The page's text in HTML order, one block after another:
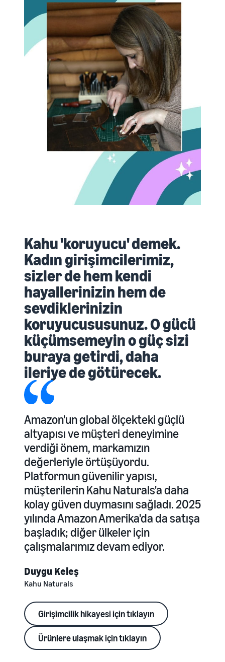
Kahu 'koruyucu' demek.
Kadın girişimcilerimiz,
sizler de hem kendi
hayallerinizin hem de
sevdiklerinizin
koruyucususunuz. O gücü
küçümsemeyin o güç sizi
buraya getirdi, daha
ileriye de götürecek.
Amazon'un global ölçekteki güçlü
altyapısı ve müşteri deneyimine
verdiği önem, markamızın
değerleriyle örtüşüyordu.
Platformun güvenilir yapısı,
müşterilerin Kahu Naturals'a daha
kolay güven duymasını sağladı. 2025
yılında Amazon Amerika'da da satışa
başladık; diğer ülkeler için
çalışmalarımız devam ediyor.
Duygu Keleş
Kahu Naturals
Girişimcilik hikayesi için tıklayın
Ürünlere ulaşmak için tıklayın